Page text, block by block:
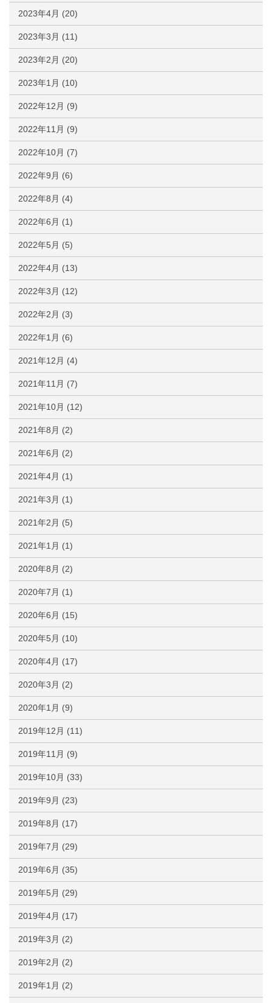
2023年4月 (20)
2023年3月 (11)
2023年2月 (20)
2023年1月 (10)
2022年12月 (9)
2022年11月 (9)
2022年10月 (7)
2022年9月 (6)
2022年8月 (4)
2022年6月 (1)
2022年5月 (5)
2022年4月 (13)
2022年3月 (12)
2022年2月 (3)
2022年1月 (6)
2021年12月 (4)
2021年11月 (7)
2021年10月 (12)
2021年8月 (2)
2021年6月 (2)
2021年4月 (1)
2021年3月 (1)
2021年2月 (5)
2021年1月 (1)
2020年8月 (2)
2020年7月 (1)
2020年6月 (15)
2020年5月 (10)
2020年4月 (17)
2020年3月 (2)
2020年1月 (9)
2019年12月 (11)
2019年11月 (9)
2019年10月 (33)
2019年9月 (23)
2019年8月 (17)
2019年7月 (29)
2019年6月 (35)
2019年5月 (29)
2019年4月 (17)
2019年3月 (2)
2019年2月 (2)
2019年1月 (2)